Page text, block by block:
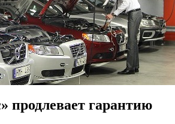
продлевает гарантию